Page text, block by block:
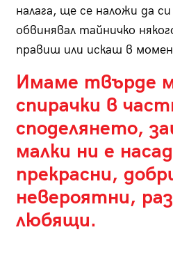
налага, ще се наложи да
обвинявал тайничко
правиш или искаш в
Имаме твърде
спирачки в
споделянето,
малки ни е
прекрасни,
невероятни,
любящи.